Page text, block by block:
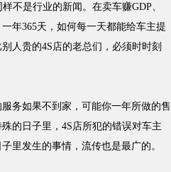
不是行业的新闻。在卖车赚GDP、
年365天，如何每一天都能给车主提
人贵的4S店的老总们，必须时时刻
如果不到家，可能你一年所做的售
的日子里，4S店所犯的错误对车主
里发生的事情，流传也是最广的。